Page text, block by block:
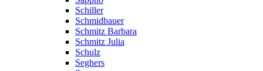
Schiller
Schmidbauer
Schmitz Barbara
Schmitz Julia
Schulz
Seghers